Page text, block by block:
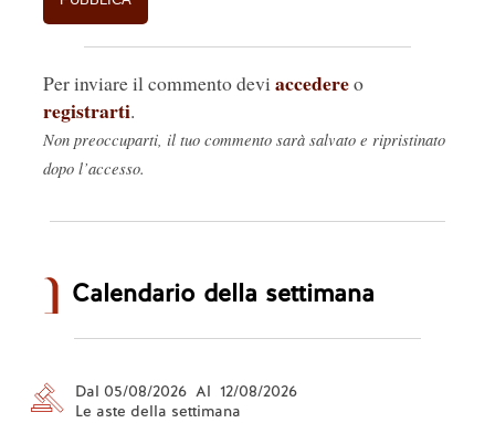
Per inviare il commento devi accedereo
registrarti.
Non preoccuparti, il tuo commento sarà salvato e ripristinato
dopo l’accesso.
Calendario della settimana
Dal 05/08/2026 Al 12/08/2026
Le aste della settimana